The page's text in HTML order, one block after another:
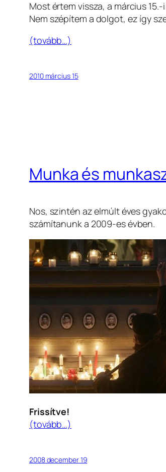
Most értem vissza, a március
Nem szépítem a dolgot, ez így
(tovább…)
2010 március 15
Munka és
Nos, szintén az elmúlt éves
számítanunk a 2009-es évben.
Frissítve!
(tovább…)
2008 december 19